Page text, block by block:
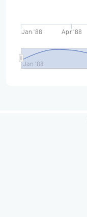
Jan '88 Apr '88
Jan '88